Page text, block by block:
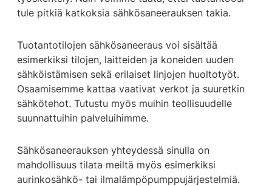
tule pitkiä katkoksia sähkösaneerauksen takia.
Tuotantotilojen sähkösaneeraus voi sisältää
esimerkiksi tilojen, laitteiden ja koneiden uuden
sähköistämisen sekä erilaiset linjojen huoltotyöt.
Osaamisemme kattaa vaativat verkot ja suuretkin
sähkötehot. Tutustu myös muihin teollisuudelle
suunnattuihin palveluihimme.
Sähkösaneerauksen yhteydessä sinulla on
mahdollisuus tilata meiltä myös esimerkiksi
aurinkosähkö- tai ilmalämpöpumppujärjestelmiä.